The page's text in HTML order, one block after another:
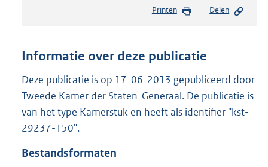
s
n
s
r
o
Printen Delen
Informatie over deze publicatie
Deze publicatie is op 17-06-2013 gepubliceerd door
Tweede Kamer der Staten-Generaal. De publicatie is
van het type Kamerstuk en heeft als identifier "kst-
29237-150".
Bestandsformaten